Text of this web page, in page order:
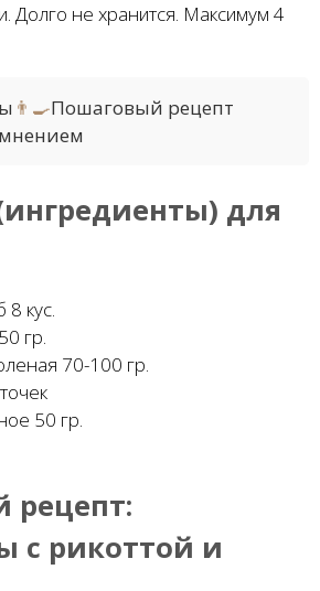
Долго не хранится. Максимум 4
👨‍🍳Пошаговый рецепт
для
8 кус.
гр.
70-100 гр.
50 гр.
рецепт:
с рикоттой и